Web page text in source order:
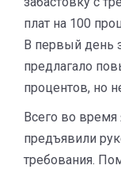
плат на 100
В первый день
предлагало
процентов, но
Всего во время
предъявили
требования.